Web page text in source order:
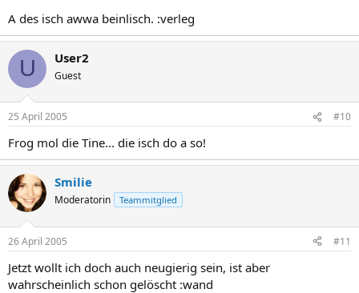
A des isch awwa beinlisch. :verleg
U User2
Guest
25 April 2005 #10
Frog mol die Tine... die isch do a so!
Smilie
Moderatorin Teammitglied
26 April 2005 #11
Jetzt wollt ich doch auch neugierig sein, ist aber
wahrscheinlich schon gelöscht :wand